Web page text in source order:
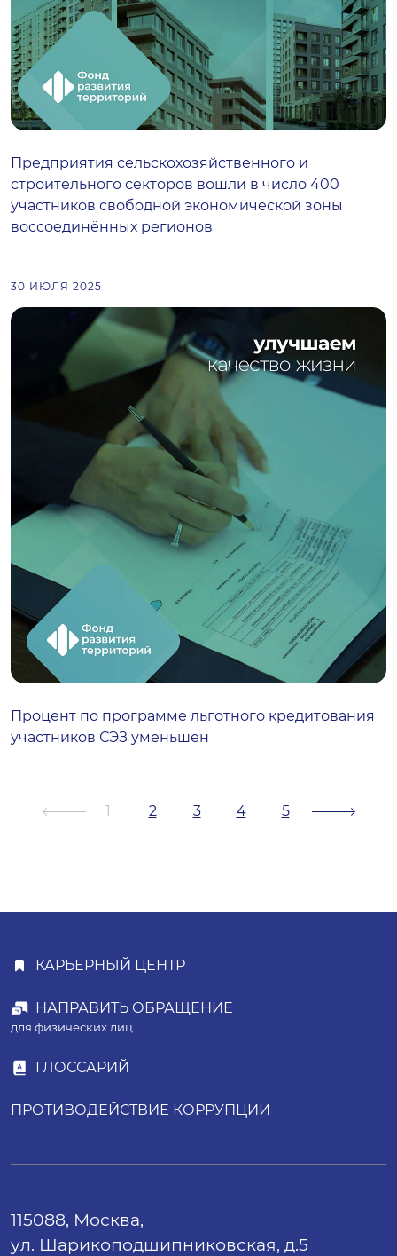
Предприятия сельскохозяйственного и
строительного секторов вошли в число 400
участников свободной экономической зоны
воссоединённых регионов
30 ИЮЛЯ 2025
Процент по программе льготного кредитования
участников СЭЗ уменьшен
1 2 3 4 5
КАРЬЕРНЫЙ ЦЕНТР
НАПРАВИТЬ ОБРАЩЕНИЕ
для физических лиц
ГЛОССАРИЙ
ПРОТИВОДЕЙСТВИЕ КОРРУПЦИИ
115088, Москва,
ул. Шарикоподшипниковская, д.5